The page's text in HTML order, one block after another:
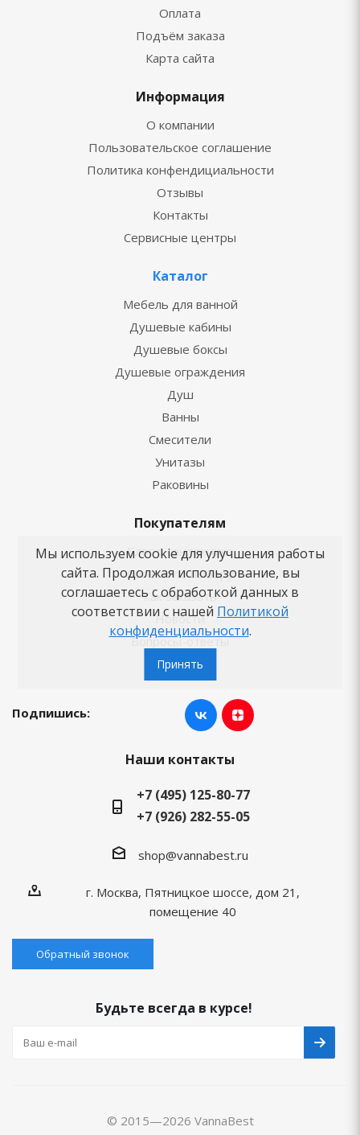
Оплата
Подъём заказа
Карта сайта
Информация
О компании
Пользовательское соглашение
Политика конфендициальности
Отзывы
Контакты
Сервисные центры
Каталог
Мебель для ванной
Душевые кабины
Душевые боксы
Душевые ограждения
Душ
Ванны
Смесители
Унитазы
Раковины
Покупателям
Блог о сантехнике
Советы по выбору
Как заказать
Новости
Вопросы-ответы
Бренды
Подпишись:
Наши контакты
+7 (495) 125-80-77
+7 (926) 282-55-05
shop@vannabest.ru
г. Москва, Пятницкое шоссе, дом 21,
помещение 40
Обратный звонок
Будьте всегда в курсе!
© 2015—2026 VannaBest
Мы используем cookie для улучшения работы
сайта. Продолжая использование, вы
соглашаетесь с обработкой данных в
соответствии с нашей Политикой
конфиденциальности.
Принять